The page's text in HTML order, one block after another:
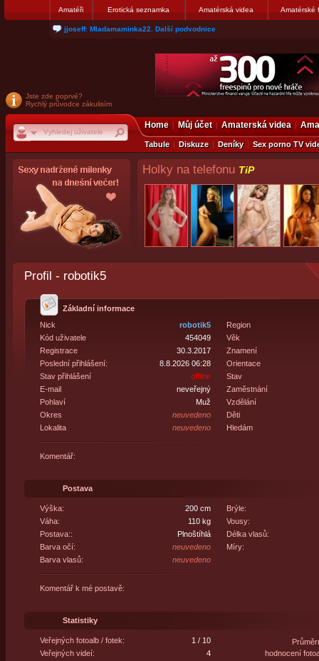
Amatéři Erotická seznamka Amatérská videa Amatérské
matthew007: kuknite moju galerku
Jste zde poprvé?
Rychlý průvodce zákulisím
Home Můj účet Amaterská videa
Tabule Diskuze Deníky Sex porno TV
Holky na telefonu TiP
Profil - robotik5
Základní informace
Nick
robotik5
Kód uživatele
454049
Registrace
30.3.2017
Poslední přihlášení:
8.8.2026 06:28
Stav přihlášení
offline
E-mail
neveřejný
Pohlaví
Muž
Okres
neuvedeno
Lokalita
neuvedeno
Region
Věk
Znamení
Orientace
Stav
Zaměstnání
Vzdělání
Děti
Hledám
Komentář:
Postava
Výška:
200 cm
Váha:
110 kg
Postava::
Plnoštíhlá
Barva očí:
neuvedeno
Barva vlasů:
neuvedeno
Brýle:
Vousy:
Délka vlasů:
Míry:
Komentář k mé postavě:
Statistiky
Veřejných fotoalb / fotek:
1 / 10
Veřejných videí:
4
hodnocení